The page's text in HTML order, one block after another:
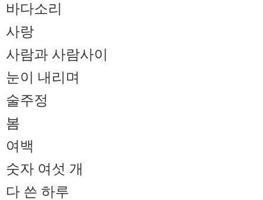
바다소리
사랑
사람과 사람사이
눈이 내리며
술주정
봄
여백
숫자 여섯 개
다 쓴 하루